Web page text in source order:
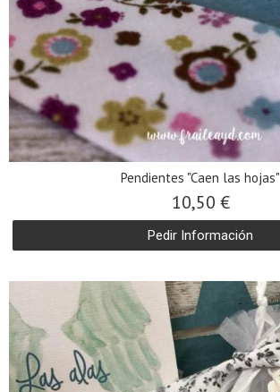
Pendientes "Caen las hojas"
10,50 €
Pedir Información